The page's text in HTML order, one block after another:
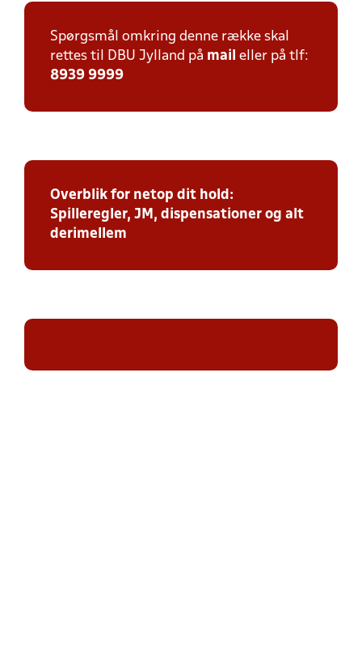
Spørgsmål omkring denne række skal
rettes til DBU Jylland på mail eller på tlf:
8939 9999
Overblik for netop dit hold:
Spilleregler, JM, dispensationer og alt
derimellem